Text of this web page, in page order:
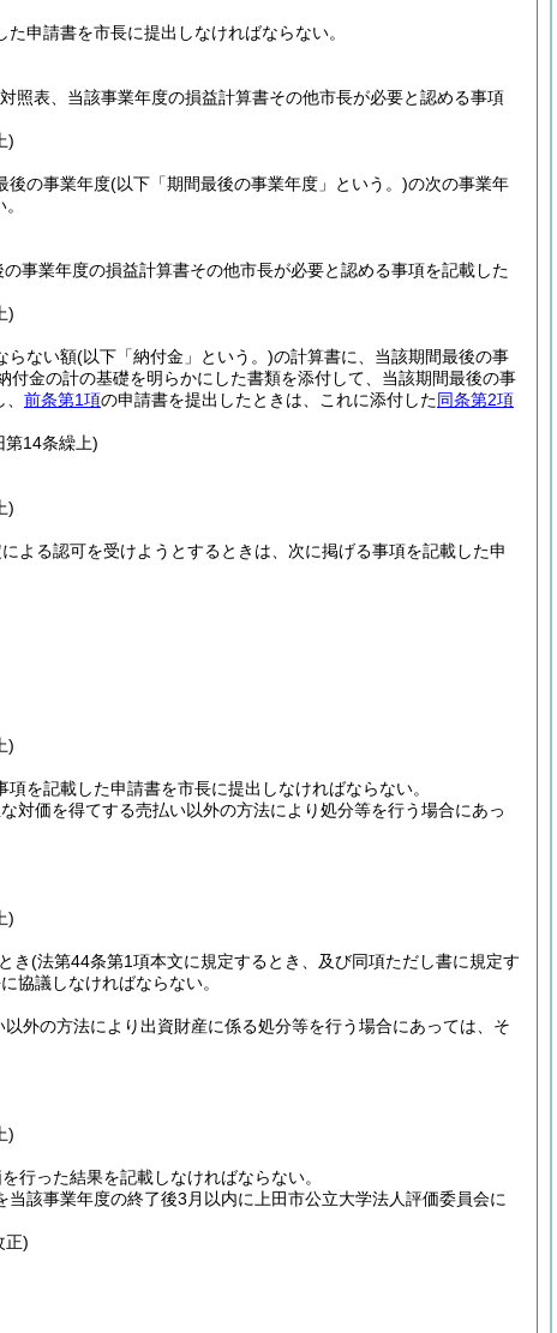
申請書を市長に提出しなければならない。
照表、当該事業年度の損益計算書その他市長が必要と認める事項
)
後の事業年度(以下「期間最後の事業年度」という。)の次の事業年
事業年度の損益計算書その他市長が必要と認める事項を記載した
)
らない額(以下「納付金」という。)の計算書に、当該期間最後の事
金の計の基礎を明らかにした書類を添付して、当該期間最後の事
前条第1項の申請書を提出したときは、これに添付した同条第2項
第14条繰上)
)
よる認可を受けようとするときは、次に掲げる事項を記載した申
)
を記載した申請書を市長に提出しなければならない。
対価を得てする売払い以外の方法により処分等を行う場合にあっ
)
き(法第44条第1項本文に規定するとき、及び同項ただし書に規定す
協議しなければならない。
外の方法により出資財産に係る処分等を行う場合にあっては、そ
)
行った結果を記載しなければならない。
当該事業年度の終了後3月以内に上田市公立大学法人評価委員会に
正)